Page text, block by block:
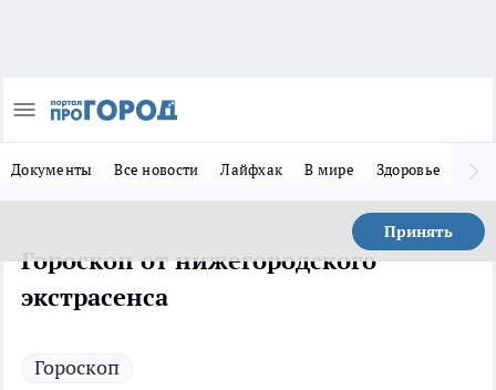
Документы Все новости Лайфхак В мире Здоровье
Принять
Гороскоп от нижегородского
экстрасенса
Гороскоп